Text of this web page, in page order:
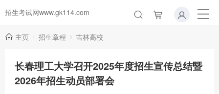
招生考试网www.gk114.com
主页 招生章程 吉林高校
长春理工大学召开2025年度招生宣传总结暨
2026年招生动员部署会